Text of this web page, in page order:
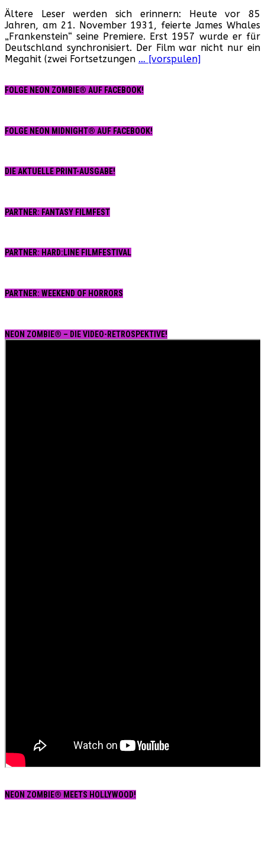
Vor
85
Jahren
veröffentlicht
Ältere Leser werden sich erinnern: Heute vor 85
Jahren, am 21. November 1931, feierte James Whales
„Frankenstein“ seine Premiere. Erst 1957 wurde er für
Deutschland synchronisiert. Der Film war nicht nur ein
Megahit (zwei Fortsetzungen … [vorspulen]
FOLGE NEON ZOMBIE® AUF FACEBOOK!
FOLGE NEON MIDNIGHT® AUF FACEBOOK!
DIE AKTUELLE PRINT-AUSGABE!
PARTNER: FANTASY FILMFEST
PARTNER: HARD:LINE FILMFESTIVAL
PARTNER: WEEKEND OF HORRORS
NEON ZOMBIE® – DIE VIDEO-RETROSPEKTIVE!
NEON ZOMBIE® MEETS HOLLYWOOD!